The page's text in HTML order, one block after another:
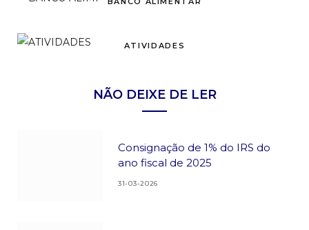
ATIVIDADES
NÃO DEIXE DE LER
Consignação de 1% do IRS do
ano fiscal de 2025
31-03-2026